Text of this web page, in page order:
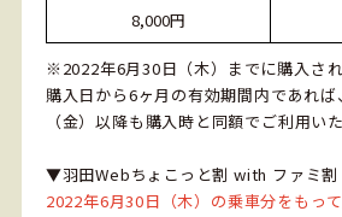
8,000円
※2022年6月30日（木）までに購入され
購入日から6ヶ月の有効期間内であれ
（金）以降も購入時と同額でご利用い
▼羽田Webちょこっと割 with ファミ割
2022年6月30日（木）の乗車分をもっ